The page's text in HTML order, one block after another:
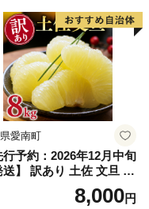
愛南町
行予約：2026年12月中旬
送】 訳あり 土佐 文旦 8k
サイズ以上サイズミック
8000円 わけあり ぶんた
8,000円